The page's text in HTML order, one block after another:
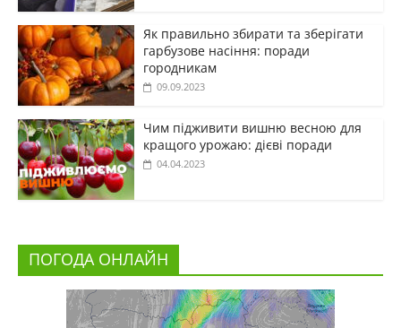
Як правильно збирати та зберігати
гарбузове насіння: поради
городникам
09.09.2023
Чим підживити вишню весною для
кращого урожаю: дієві поради
04.04.2023
ПОГОДА ОНЛАЙН